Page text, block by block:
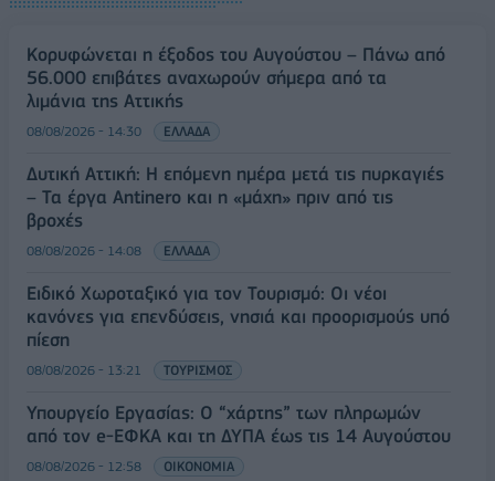
Κορυφώνεται η έξοδος του Αυγούστου – Πάνω από
56.000 επιβάτες αναχωρούν σήμερα από τα
λιμάνια της Αττικής
08/08/2026 - 14:30 ΕΛΛΑΔΑ
Δυτική Αττική: Η επόμενη ημέρα μετά τις πυρκαγιές
– Τα έργα Antinero και η «μάχη» πριν από τις
βροχές
08/08/2026 - 14:08 ΕΛΛΑΔΑ
Ειδικό Χωροταξικό για τον Τουρισμό: Οι νέοι
κανόνες για επενδύσεις, νησιά και προορισμούς υπό
πίεση
08/08/2026 - 13:21 ΤΟΥΡΙΣΜΟΣ
Υπουργείο Εργασίας: Ο “χάρτης” των πληρωμών
από τον e-ΕΦΚΑ και τη ΔΥΠΑ έως τις 14 Αυγούστου
08/08/2026 - 12:58 ΟΙΚΟΝΟΜΙΑ